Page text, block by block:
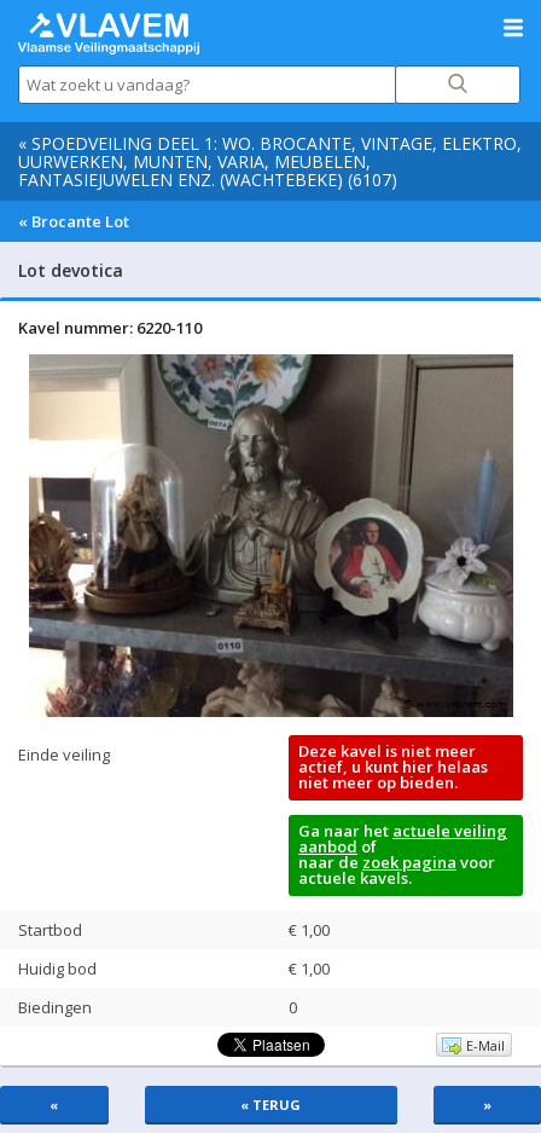
« SPOEDVEILING DEEL 1: WO. BROCANTE, VINTAGE, ELEKTRO,
UURWERKEN, MUNTEN, VARIA, MEUBELEN,
FANTASIEJUWELEN ENZ. (WACHTEBEKE) (6107)
« Brocante Lot
Lot devotica
Kavel nummer: 6220-110
Einde veiling Deze kavel is niet meer
actief, u kunt hier helaas
niet meer op bieden.
Ga naar het actuele veiling
aanbod of
naar de zoek pagina voor
actuele kavels.
Startbod
€ 1,00
Huidig bod
€ 1,00
Biedingen
0
E-Mail
« « TERUG »